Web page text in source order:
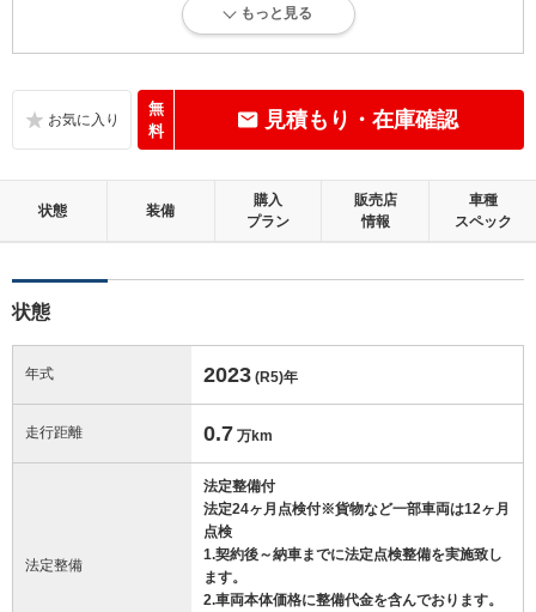
走行距離5万km以下で、内外装にダメージがほとんどない、良好な状態
無キズ、もしくは傷みや汚れなどがほぼない、とても綺麗な状態です。
外装：
無キズ、もしくはキズやヘコミなどがほぼない、とても綺麗な状態で
修復歴：無
もっと見る
無
料
見積もり・在庫確認
状態 装備
購入
プラン
販売店
情報
車種
スペック
状態
年式 2023 (R5)年
走行距離 0.7 万km
法定整備
法定整備付
法定24ヶ月点検付※貨物など一部車両は12ヶ月
点検
1.契約後～納車までに法定点検整備を実施致し
ます。
2.車両本体価格に整備代金を含んでおります。